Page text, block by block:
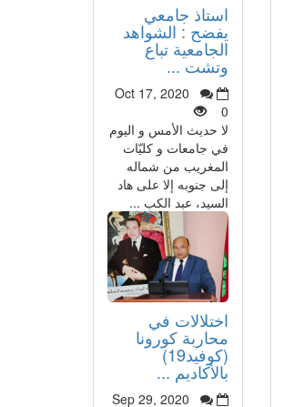
استاذ جامعي
يفضح : الشواهد
الجامعية تباع
وتشت ...
Oct 17, 2020
0
لا حديث الأمس و اليوم
في جامعات و كليّات
المغريب من شماله
إلى جنوبه إلا على هاد
السيد، عبد الكب ...
اختلالات في
محاربة كورونا
(كوفيد19)
بالأكاديم ...
Sep 29, 2020